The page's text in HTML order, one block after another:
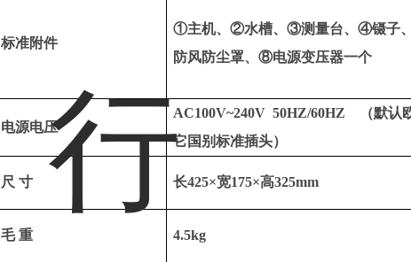
标准附件
①主机、②水槽、③测量台、④镊子
防风防尘罩、⑧电源变压器一个
电源电压
AC100V~240V 50HZ/60HZ
（默
它国别标准插头）
尺 寸 长425×宽175×高325mm
毛 重 4.5kg